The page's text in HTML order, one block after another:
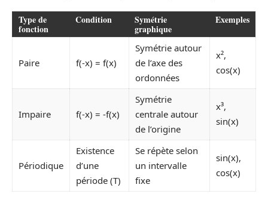
Type de
fonction
Condition Symétrie
graphique
Exemples
Paire f(-x) = f(x)
Symétrie autour
de l’axe des
ordonnées
x²,
cos(x)
Impaire f(-x) = -f(x)
Symétrie
centrale autour
de l’origine
x³,
sin(x)
Périodique
Existence
d’une
période (T)
Se répète selon
un intervalle
fixe
sin(x),
cos(x)